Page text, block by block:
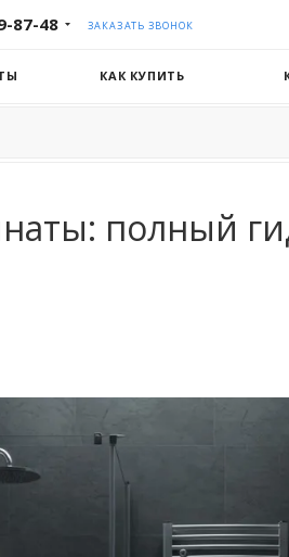
87-48 ЗАКАЗАТЬ ЗВОНОК
КАК КУПИТЬ
полный